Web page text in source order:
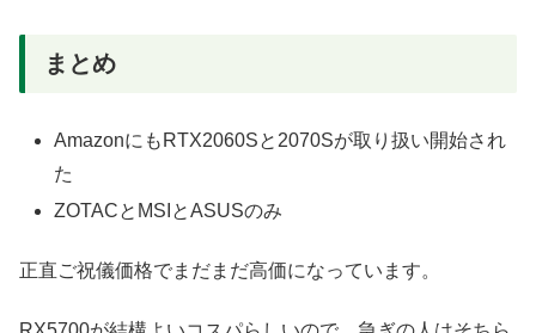
まとめ
AmazonにもRTX2060Sと2070Sが取り扱い開始され
た
ZOTACとMSIとASUSのみ
正直ご祝儀価格でまだまだ高価になっています。